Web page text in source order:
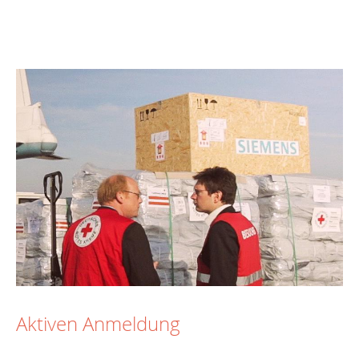
Aktiven Anmeldung